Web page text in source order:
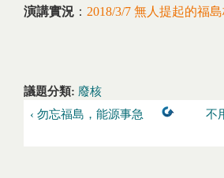
演講實況 ： 2018/3/7 無人提起的福
議題分類: 廢核
‹ 勿忘福島，能源事急
不